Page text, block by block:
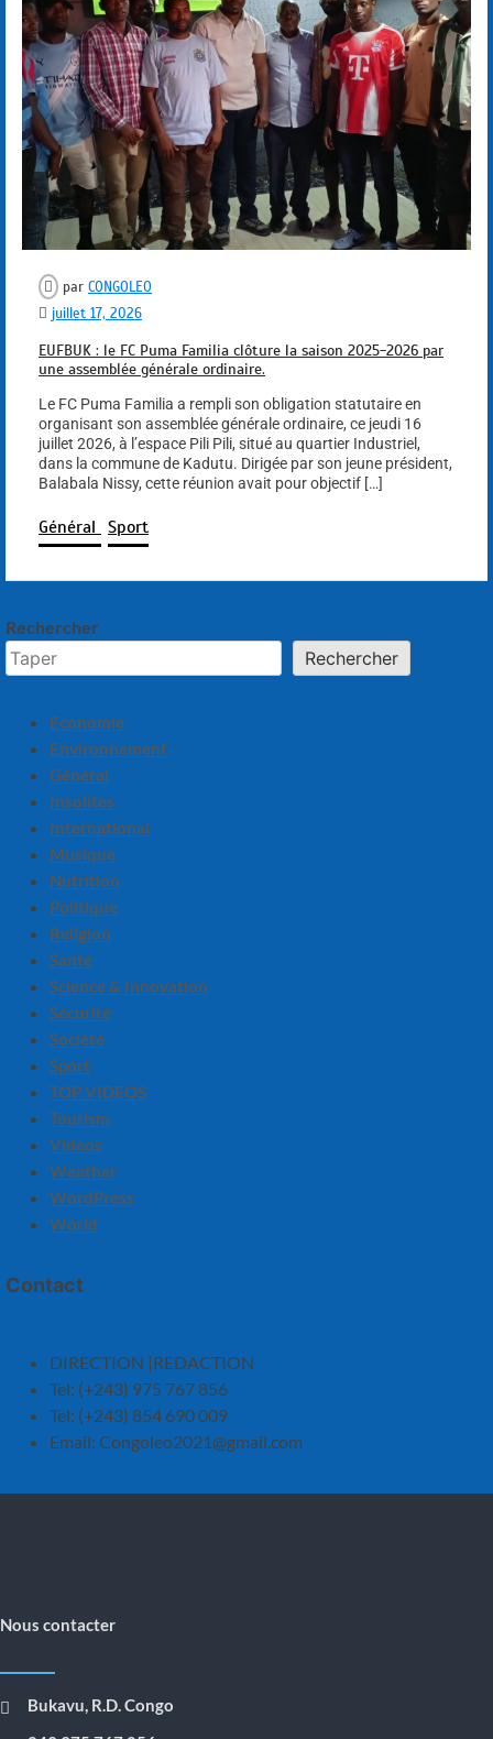
par CONGOLEO
juillet 17, 2026
EUFBUK : le FC Puma Familia clôture la saison 2025-2026 par
une assemblée générale ordinaire.
Le FC Puma Familia a rempli son obligation statutaire en
organisant son assemblée générale ordinaire, ce jeudi 16
juillet 2026, à l’espace Pili Pili, situé au quartier Industriel,
dans la commune de Kadutu. Dirigée par son jeune président,
Balabala Nissy, cette réunion avait pour objectif […]
Général Sport
Rechercher
Rechercher
Economie
Environnement
Général
Insolites
International
Musique
Nutrition
Politique
Religion
Santé
Science & Innovation
Sécurité
Société
Sport
TOP VIDEOS
Tourism
Videos
Weather
WordPress
World
Contact
DIRECTION |REDACTION
Tel: (+243) 975 767 856
Tel: (+243) 854 690 009
Email: Congoleo2021@gmail.com
Nous contacter
Bukavu, R.D. Congo